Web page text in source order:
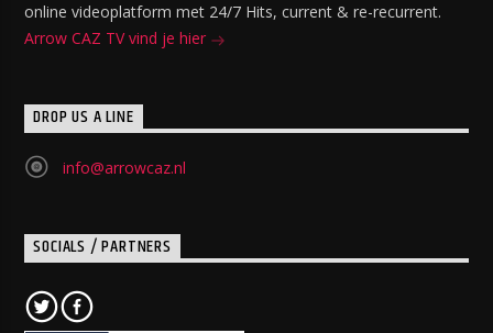
online videoplatform met 24/7 Hits, current & re-recurrent.
Arrow CAZ TV vind je hier
DROP US A LINE
info@arrowcaz.nl
SOCIALS / PARTNERS